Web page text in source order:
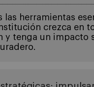
las herramientas
crezca en
y tenga un impacto